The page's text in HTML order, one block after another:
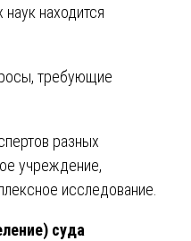
наук находится
требующие
разных
учреждение,
исследование.
суда